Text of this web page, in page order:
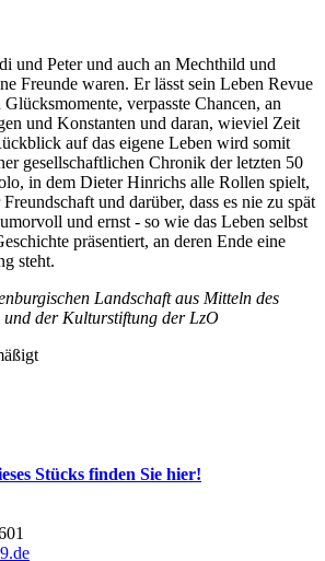
und Peter und auch an Mechthild und
Freunde waren. Er lässt sein Leben Revue
verpasste Chancen, an
und Konstanten und daran, wieviel Zeit
auf das eigene Leben wird somit
gesellschaftlichen Chronik der letzten 50
in dem Dieter Hinrichs alle Rollen spielt,
und darüber, dass es nie zu spät
und ernst - so wie das Leben selbst
präsentiert, an deren Ende eine
steht.
Landschaft aus Mitteln des
und der Kulturstiftung der LzO
Stücks finden Sie hier!